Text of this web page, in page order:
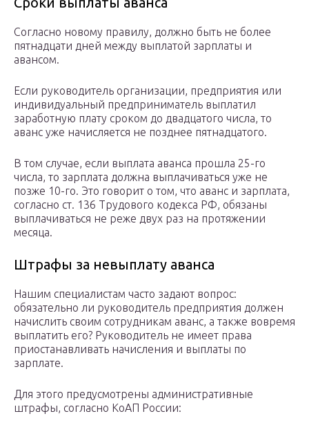
Согласно новому правилу, должно быть не более
пятнадцати дней между выплатой зарплаты и
авансом.
Если руководитель организации, предприятия или
индивидуальный предприниматель выплатил
заработную плату сроком до двадцатого числа, то
аванс уже начисляется не позднее пятнадцатого.
В том случае, если выплата аванса прошла 25-го
числа, то зарплата должна выплачиваться уже не
позже 10-го. Это говорит о том, что аванс и зарплата,
согласно ст. 136 Трудового кодекса РФ, обязаны
выплачиваться не реже двух раз на протяжении
месяца.
Штрафы за невыплату аванса
Нашим специалистам часто задают вопрос:
обязательно ли руководитель предприятия должен
начислить своим сотрудникам аванс, а также вовремя
выплатить его? Руководитель не имеет права
приостанавливать начисления и выплаты по
зарплате.
Для этого предусмотрены административные
штрафы, согласно КоАП России: